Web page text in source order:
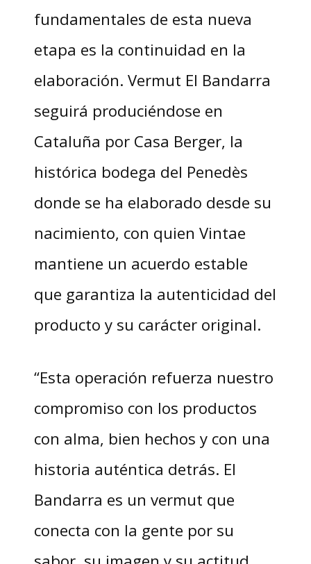
fundamentales de esta nueva
etapa es la continuidad en la
elaboración. Vermut El Bandarra
seguirá produciéndose en
Cataluña por Casa Berger, la
histórica bodega del Penedès
donde se ha elaborado desde su
nacimiento, con quien Vintae
mantiene un acuerdo estable
que garantiza la autenticidad del
producto y su carácter original.
“Esta operación refuerza nuestro
compromiso con los productos
con alma, bien hechos y con una
historia auténtica detrás. El
Bandarra es un vermut que
conecta con la gente por su